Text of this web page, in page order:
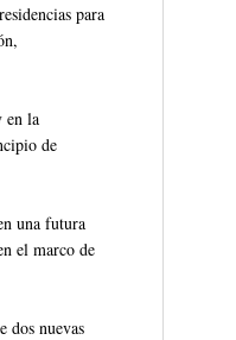
para
en la
de
una futura
el marco de
dos nuevas